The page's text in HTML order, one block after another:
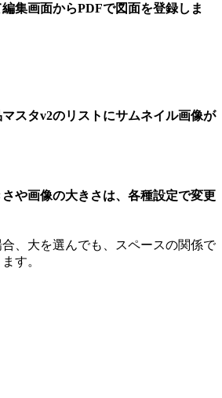
集画面からPDFで図面を登録しま
スタv2のリストにサムネイル画像が
や画像の大きさは、各種設定で変更
、大を選んでも、スペースの関係で
す。